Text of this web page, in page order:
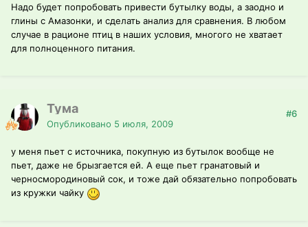
Надо будет попробовать привести бутылку воды, а заодно и
глины с Амазонки, и сделать анализ для сравнения. В любом
случае в рационе птиц в наших условия, многого не хватает
для полноценного питания.
Тума
Опубликовано 5 июля, 2009
#6
у меня пьет с источника, покупную из бутылок вообще не
пьет, даже не брызгается ей. А еще пьет гранатовый и
черносмородиновый сок, и тоже дай обязательно попробовать
из кружки чайку